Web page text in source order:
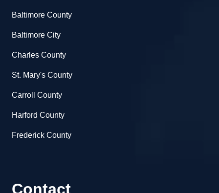
Baltimore County
Baltimore City
Charles County
St. Mary's County
Carroll County
Harford County
Frederick County
Contact